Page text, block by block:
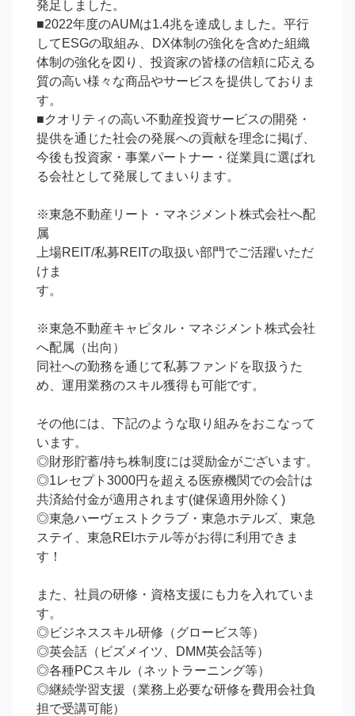
発足しました。
■2022年度のAUMは1.4兆を達成しました。平行
してESGの取組み、DX体制の強化を含めた組織
体制の強化を図り、投資家の皆様の信頼に応える
質の高い様々な商品やサービスを提供しておりま
す。
■クオリティの高い不動産投資サービスの開発・
提供を通じた社会の発展への貢献を理念に掲げ、
今後も投資家・事業パートナー・従業員に選ばれ
る会社として発展してまいります。
※東急不動産リート・マネジメント株式会社へ配
属
上場REIT/私募REITの取扱い部門でご活躍いただ
けま
す。
※東急不動産キャピタル・マネジメント株式会社
へ配属（出向）
同社への勤務を通じて私募ファンドを取扱うた
め、運用業務のスキル獲得も可能です。
その他には、下記のような取り組みをおこなって
います。
◎財形貯蓄/持ち株制度には奨励金がございます。
◎1レセプト3000円を超える医療機関での会計は
共済給付金が適用されます(健保適用外除く)
◎東急ハーヴェストクラブ・東急ホテルズ、東急
ステイ、東急REIホテル等がお得に利用できま
す！
また、社員の研修・資格支援にも力を入れていま
す。
◎ビジネススキル研修（グロービス等）
◎英会話（ビズメイツ、DMM英会話等）
◎各種PCスキル（ネットラーニング等）
◎継続学習支援（業務上必要な研修を費用会社負
担で受講可能）